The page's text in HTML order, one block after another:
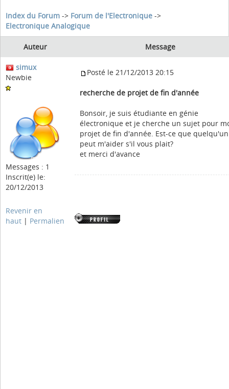
Index du Forum -> Forum de l'Electronique ->
Electronique Analogique
Auteur Message
simux
Newbie
Messages : 1
Inscrit(e) le:
20/12/2013
Posté le 21/12/2013 20:15
recherche de projet de fin d'année
Bonsoir, je suis étudiante en génie
électronique et je cherche un sujet pour
projet de fin d'année. Est-ce que quelqu'un
peut m'aider s'il vous plait?
et merci d'avance
Revenir en
haut | Permalien